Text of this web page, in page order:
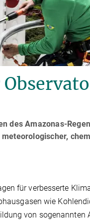
des Amazonas-
für verbesserte
wie
von sogenannten